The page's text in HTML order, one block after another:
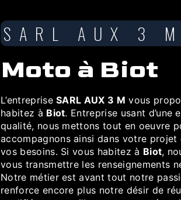
SARL AUX 3 M
moto à Biot
L’entrepriseSARL AUX 3 M vous
habitez à Biot. Entreprise usant d’une
qualité, nous mettons tout en oeuvre
accompagnons ainsi dans votre projet
vos besoins. Si vous habitez à Biot,
vous transmettre les renseignements
Notre métier est avant tout notre
renforce encore plus notre désir de